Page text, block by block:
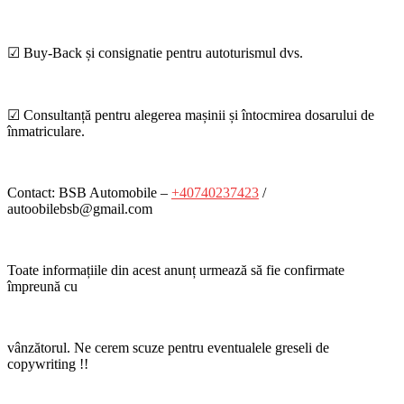
☑ Buy-Back și consignatie pentru autoturismul dvs.
☑ Consultanță pentru alegerea mașinii și întocmirea dosarului de
înmatriculare.
Contact: BSB Automobile – +40740237423 /
autoobilebsb@gmail.com
Toate informațiile din acest anunț urmează să fie confirmate
împreună cu
vânzătorul. Ne cerem scuze pentru eventualele greseli de
copywriting !!